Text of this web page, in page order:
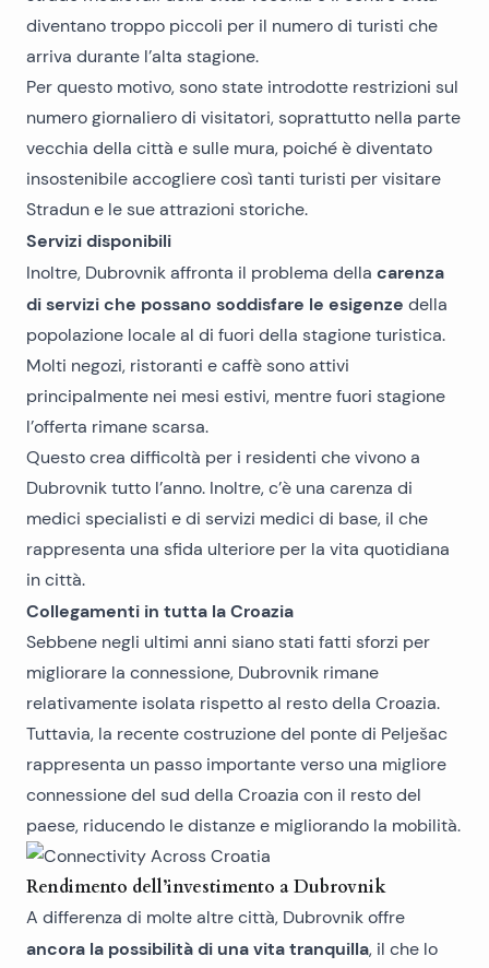
diventano troppo piccoli per il numero di turisti che
arriva durante l’alta stagione.
Per questo motivo, sono state introdotte restrizioni sul
numero giornaliero di visitatori, soprattutto nella parte
vecchia della città e sulle mura, poiché è diventato
insostenibile accogliere così tanti turisti per visitare
Stradun e le sue attrazioni storiche.
Servizi disponibili
Inoltre, Dubrovnik affronta il problema della carenza
di servizi che possano soddisfare le esigenze della
popolazione locale al di fuori della stagione turistica.
Molti negozi, ristoranti e caffè sono attivi
principalmente nei mesi estivi, mentre fuori stagione
l’offerta rimane scarsa.
Questo crea difficoltà per i residenti che vivono a
Dubrovnik tutto l’anno. Inoltre, c’è una carenza di
medici specialisti e di servizi medici di base, il che
rappresenta una sfida ulteriore per la vita quotidiana
in città.
Collegamenti in tutta la Croazia
Sebbene negli ultimi anni siano stati fatti sforzi per
migliorare la connessione, Dubrovnik rimane
relativamente isolata rispetto al resto della Croazia.
Tuttavia, la recente costruzione del ponte di Pelješac
rappresenta un passo importante verso una migliore
connessione del sud della Croazia con il resto del
paese, riducendo le distanze e migliorando la mobilità.
Rendimento dell’investimento a Dubrovnik
A differenza di molte altre città, Dubrovnik offre
ancora la possibilità di una vita tranquilla, il che lo